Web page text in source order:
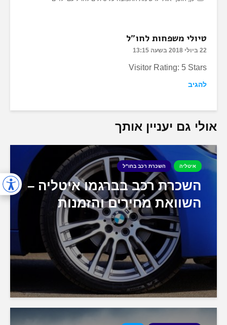
טיולי משפחות לחו"ל
22 ביולי 2018 בשעה 13:15
Visitor Rating: 5 Stars
להגיב
אולי גם יעניין אותך
איטליה השכרת רכב בחו"ל
השכרת רכב בברגמו איטליה –
השוואת מחירים והזמנות